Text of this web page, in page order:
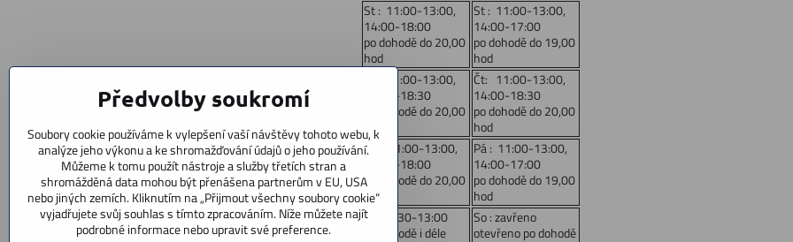
St : 11:00-13:00,
14:00-18:00
po dohodě do 20,00
hod
St : 11:00-13:00,
14:00-17:00
po dohodě do 19,00
hod
Čt: 11:00-13:00,
14:00-18:30
po dohodě do 20,00
hod
Čt: 11:00-13:00,
14:00-18:30
po dohodě do 20,00
hod
Pá : 11:00-13:00,
14:00-18:00
po dohodě do 20,00
hod
Pá : 11:00-13:00,
14:00-17:00
po dohodě do 19,00
hod
So: 9:30-13:00
po dohodě i déle
So : zavřeno
otevřeno po dohodě
Předvolby soukromí
Soubory cookie používáme k vylepšení vaší návštěvy tohoto webu, k
analýze jeho výkonu a ke shromažďování údajů o jeho používání.
Můžeme k tomu použít nástroje a služby třetích stran a
shromážděná data mohou být přenášena partnerům v EU, USA
nebo jiných zemích. Kliknutím na „Přijmout všechny soubory cookie“
vyjadřujete svůj souhlas s tímto zpracováním. Níže můžete najít
podrobné informace nebo upravit své preference.